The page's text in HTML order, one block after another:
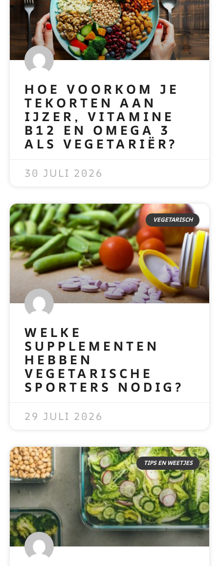
HOE VOORKOM JE
TEKORTEN AAN
IJZER, VITAMINE
B12 EN OMEGA 3
ALS VEGETARIËR?
30 JULI 2026
VEGETARISCH
WELKE
SUPPLEMENTEN
HEBBEN
VEGETARISCHE
SPORTERS NODIG?
29 JULI 2026
TIPS EN WEETJES